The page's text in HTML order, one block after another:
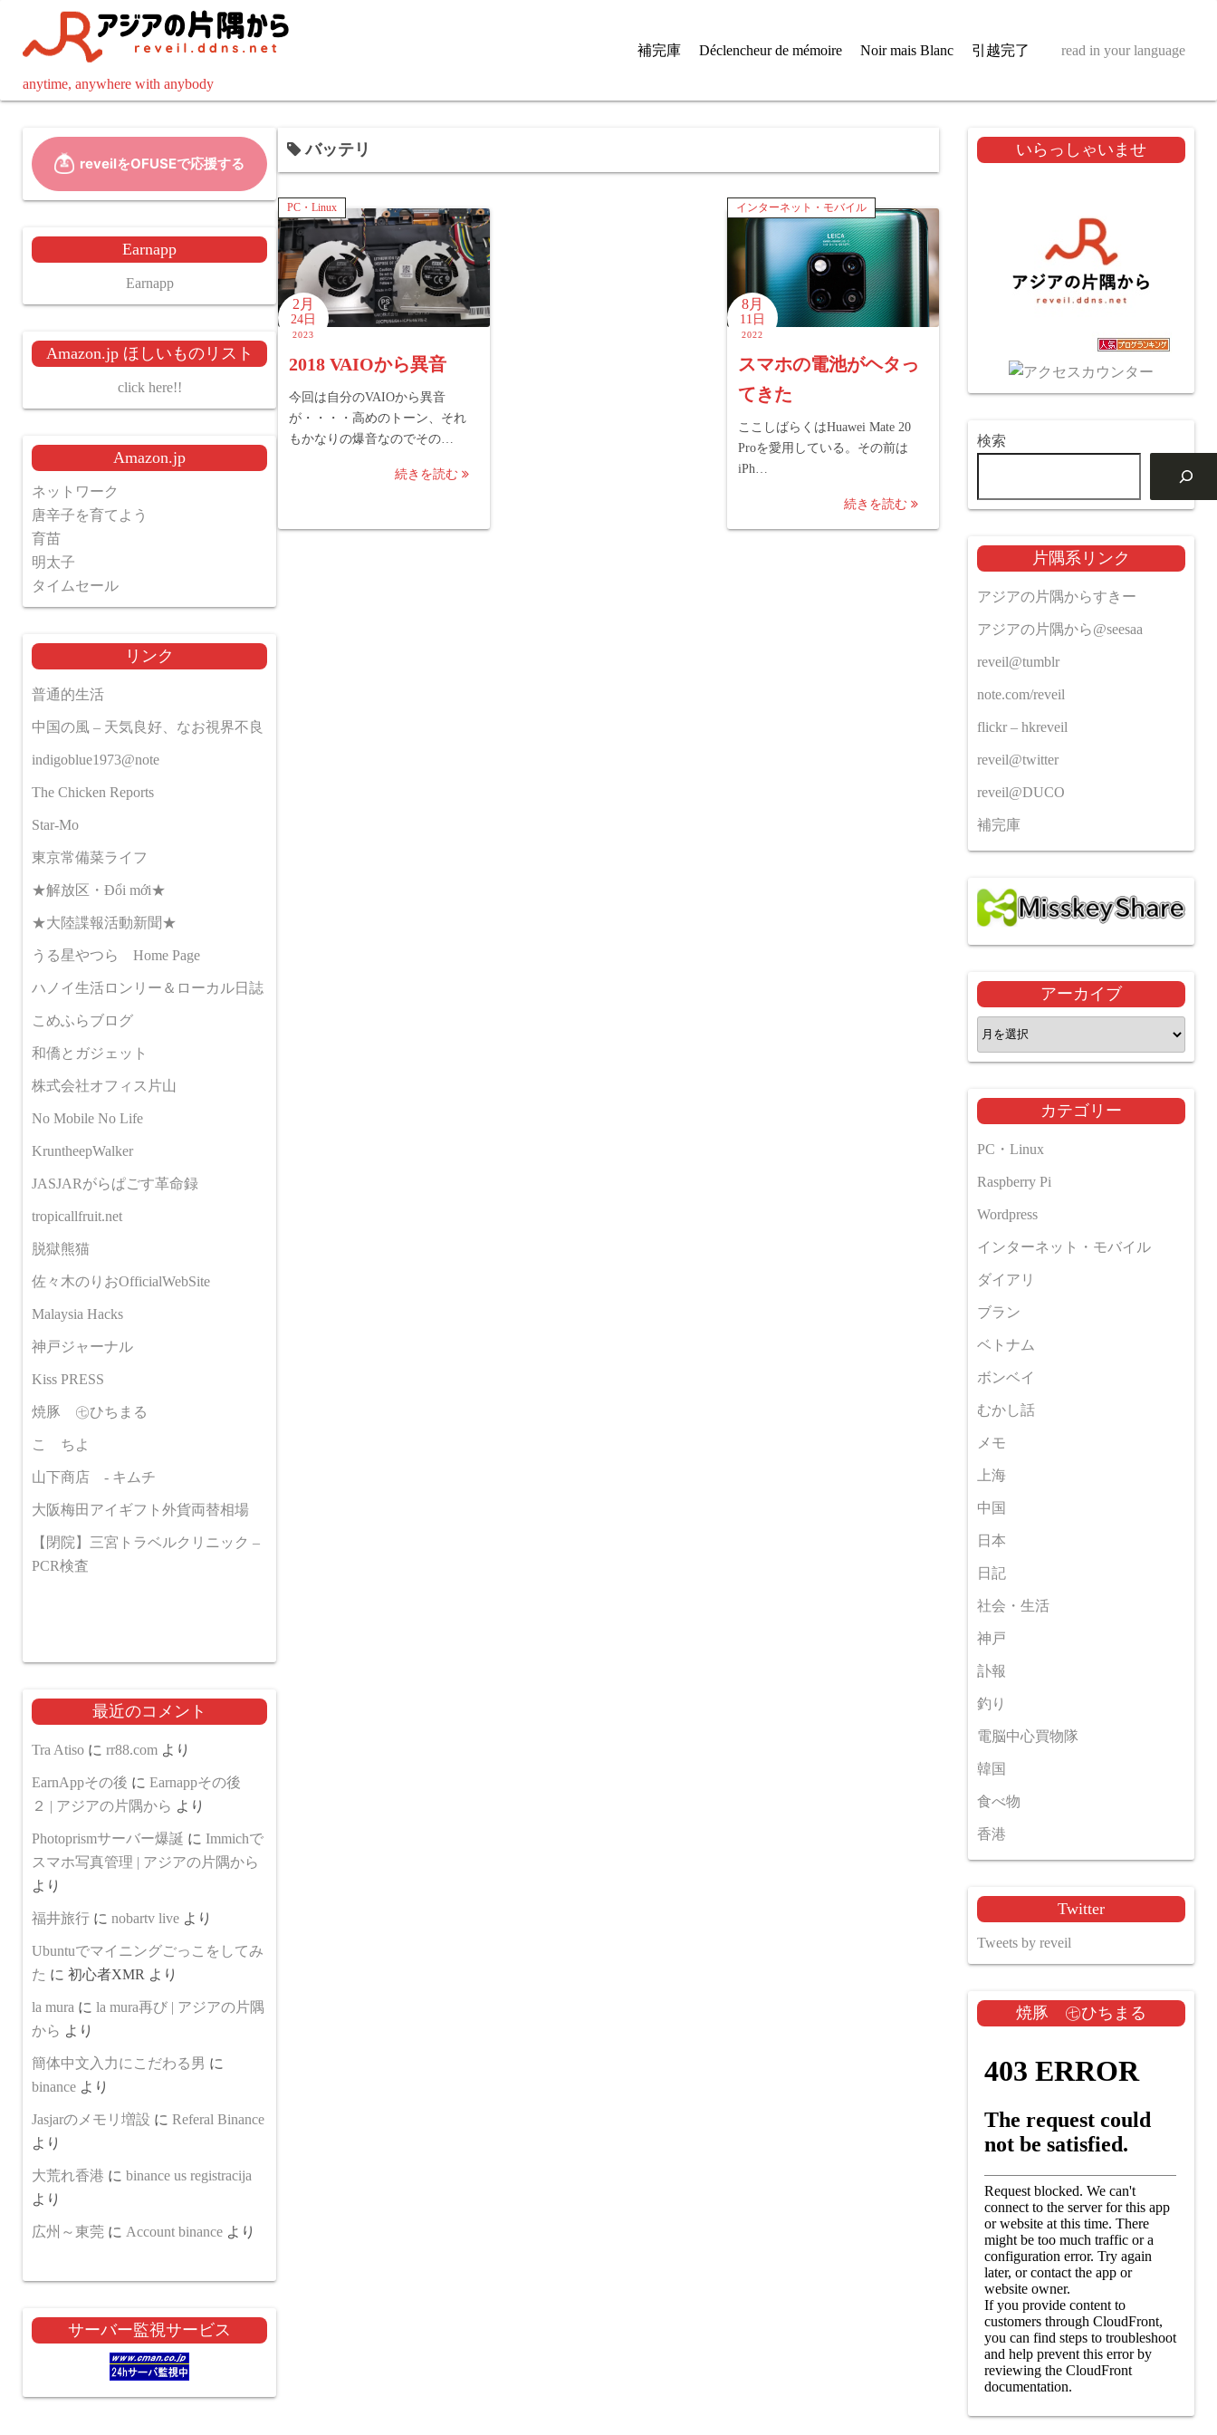
ツ
anytime, anywhere with anybody
補完庫 Déclencheur de mémoire Noir mais Blanc 引越完了 read in your language
バッテリ
PC・Linux
2月
24日
2023
2018 VAIOから異音
今回は自分のVAIOから異音
が・・・・高めのトーン、それ
もかなりの爆音なのでその…
続きを読む
インターネット・モバイル
8月
11日
2022
スマホの電池がヘタっ
てきた
ここしばらくはHuawei Mate 20
Proを愛用している。その前は
iPh…
続きを読む
Earnapp
Earnapp
Amazon.jp ほしいものリスト
click here!!
Amazon.jp
ネットワーク
唐辛子を育てよう
育苗
明太子
タイムセール
リンク
普通的生活
中国の風 – 天気良好、なお視界不良
indigoblue1973@note
The Chicken Reports
Star-Mo
東京常備菜ライフ
★解放区・Đổi mới★
★大陸諜報活動新聞★
うる星やつら Home Page
ハノイ生活ロンリー＆ローカル日誌
こめふらブログ
和僑とガジェット
株式会社オフィス片山
No Mobile No Life
KruntheepWalker
JASJARがらぱごす革命録
tropicallfruit.net
脱獄熊猫
佐々木のりおOfficialWebSite
Malaysia Hacks
神戸ジャーナル
Kiss PRESS
焼豚 ㊆ひちまる
こゝちよ
山下商店 - キムチ
大阪梅田アイギフト外貨両替相場
【閉院】三宮トラベルクリニック –
PCR検査
最近のコメント
Tra Atiso に rr88.com より
EarnAppその後 に Earnappその後
２ | アジアの片隅から より
Photoprismサーバー爆誕 に Immichで
スマホ写真管理 | アジアの片隅から
より
福井旅行 に nobartv live より
Ubuntuでマイニングごっこをしてみ
た に 初心者XMR より
la mura に la mura再び | アジアの片隅
から より
簡体中文入力にこだわる男 に
binance より
Jasjarのメモリ増設 に Referal Binance
より
大荒れ香港 に binance us registracija
より
広州～東莞 に Account binance より
サーバー監視サービス
いらっしゃいませ
検索
片隅系リンク
アジアの片隅からすきー
アジアの片隅から@seesaa
reveil@tumblr
note.com/reveil
flickr – hkreveil
reveil@twitter
reveil@DUCO
補完庫
アーカイブ
ア
ー
イ
ブ
カテゴリー
PC・Linux
Raspberry Pi
Wordpress
インターネット・モバイル
ダイアリ
ブラン
ベトナム
ボンベイ
むかし話
メモ
上海
中国
日本
日記
社会・生活
神戸
訃報
釣り
電脳中心買物隊
韓国
食べ物
香港
Twitter
Tweets by reveil
焼豚 ㊆ひちまる